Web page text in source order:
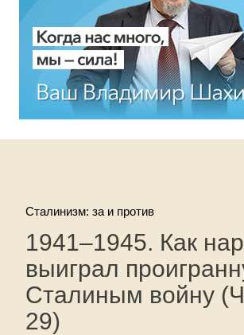
Сталинизм: за и против
1941–1945. Как
выиграл
Сталиным войну
29)